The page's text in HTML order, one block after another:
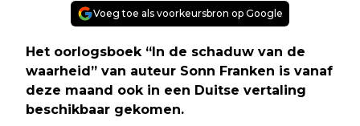
Voeg toe als voorkeursbron op Google
Het oorlogsboek “In de schaduw van de
waarheid” van auteur Sonn Franken is vanaf
deze maand ook in een Duitse vertaling
beschikbaar gekomen.